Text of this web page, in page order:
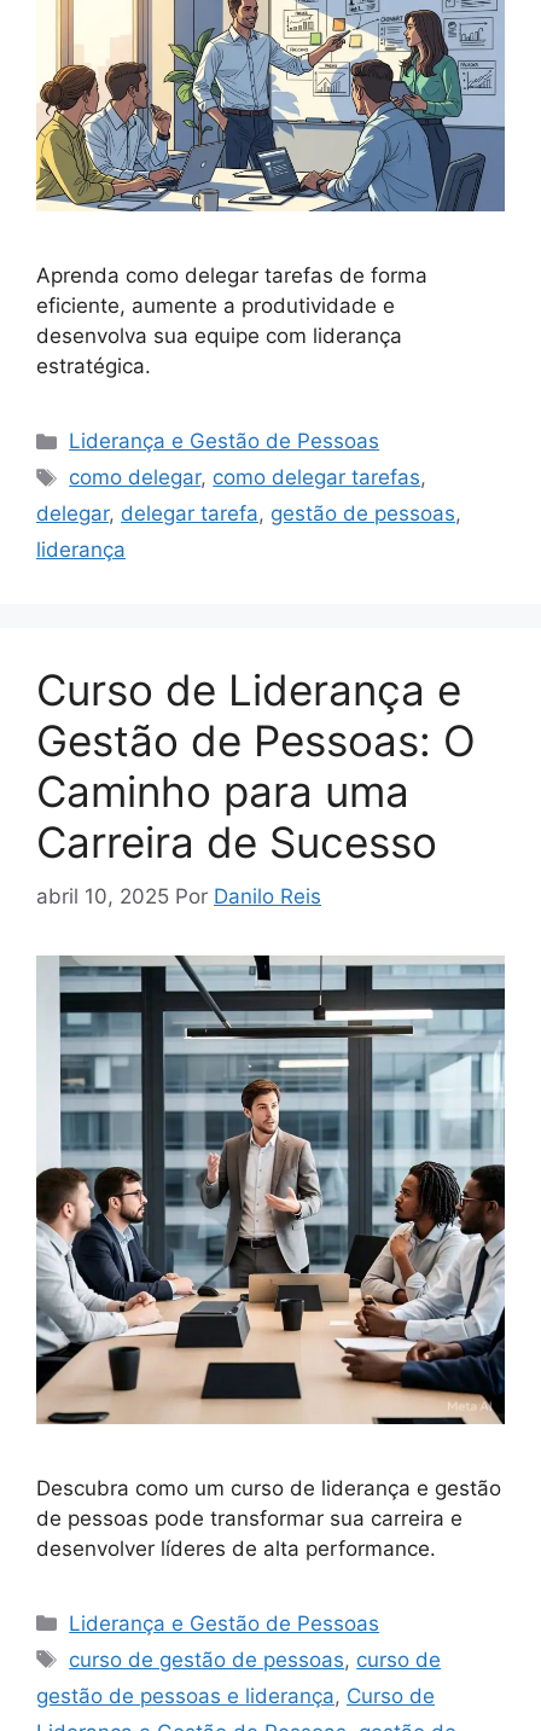
Aprenda como delegar tarefas de forma
eficiente, aumente a produtividade e
desenvolva sua equipe com liderança
estratégica.
Categorias
Liderança e Gestão de Pessoas
Tags
como delegar, como delegar tarefas,
delegar, delegar tarefa, gestão de pessoas,
liderança
Curso de Liderança e
Gestão de Pessoas: O
Caminho para uma
Carreira de Sucesso
abril 10, 2025 Por Danilo Reis
Descubra como um curso de liderança e gestão
de pessoas pode transformar sua carreira e
desenvolver líderes de alta performance.
Categorias
Liderança e Gestão de Pessoas
Tags
curso de gestão de pessoas, curso de
gestão de pessoas e liderança, Curso de